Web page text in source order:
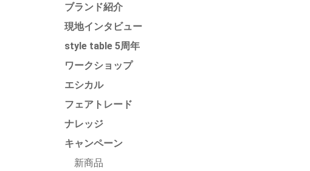
ブランド紹介
現地インタビュー
style table 5周年
ワークショップ
エシカル
フェアトレード
ナレッジ
キャンペーン
新商品